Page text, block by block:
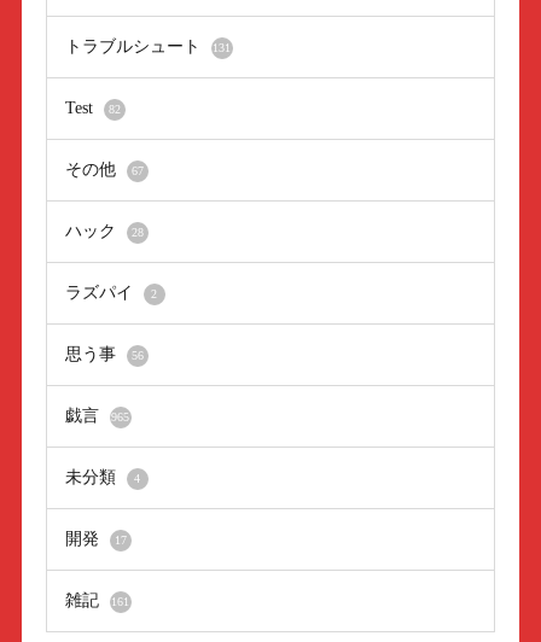
トラブルシュート 131
Test 82
その他 67
ハック 28
ラズパイ 2
思う事 56
戯言 965
未分類 4
開発 17
雑記 161